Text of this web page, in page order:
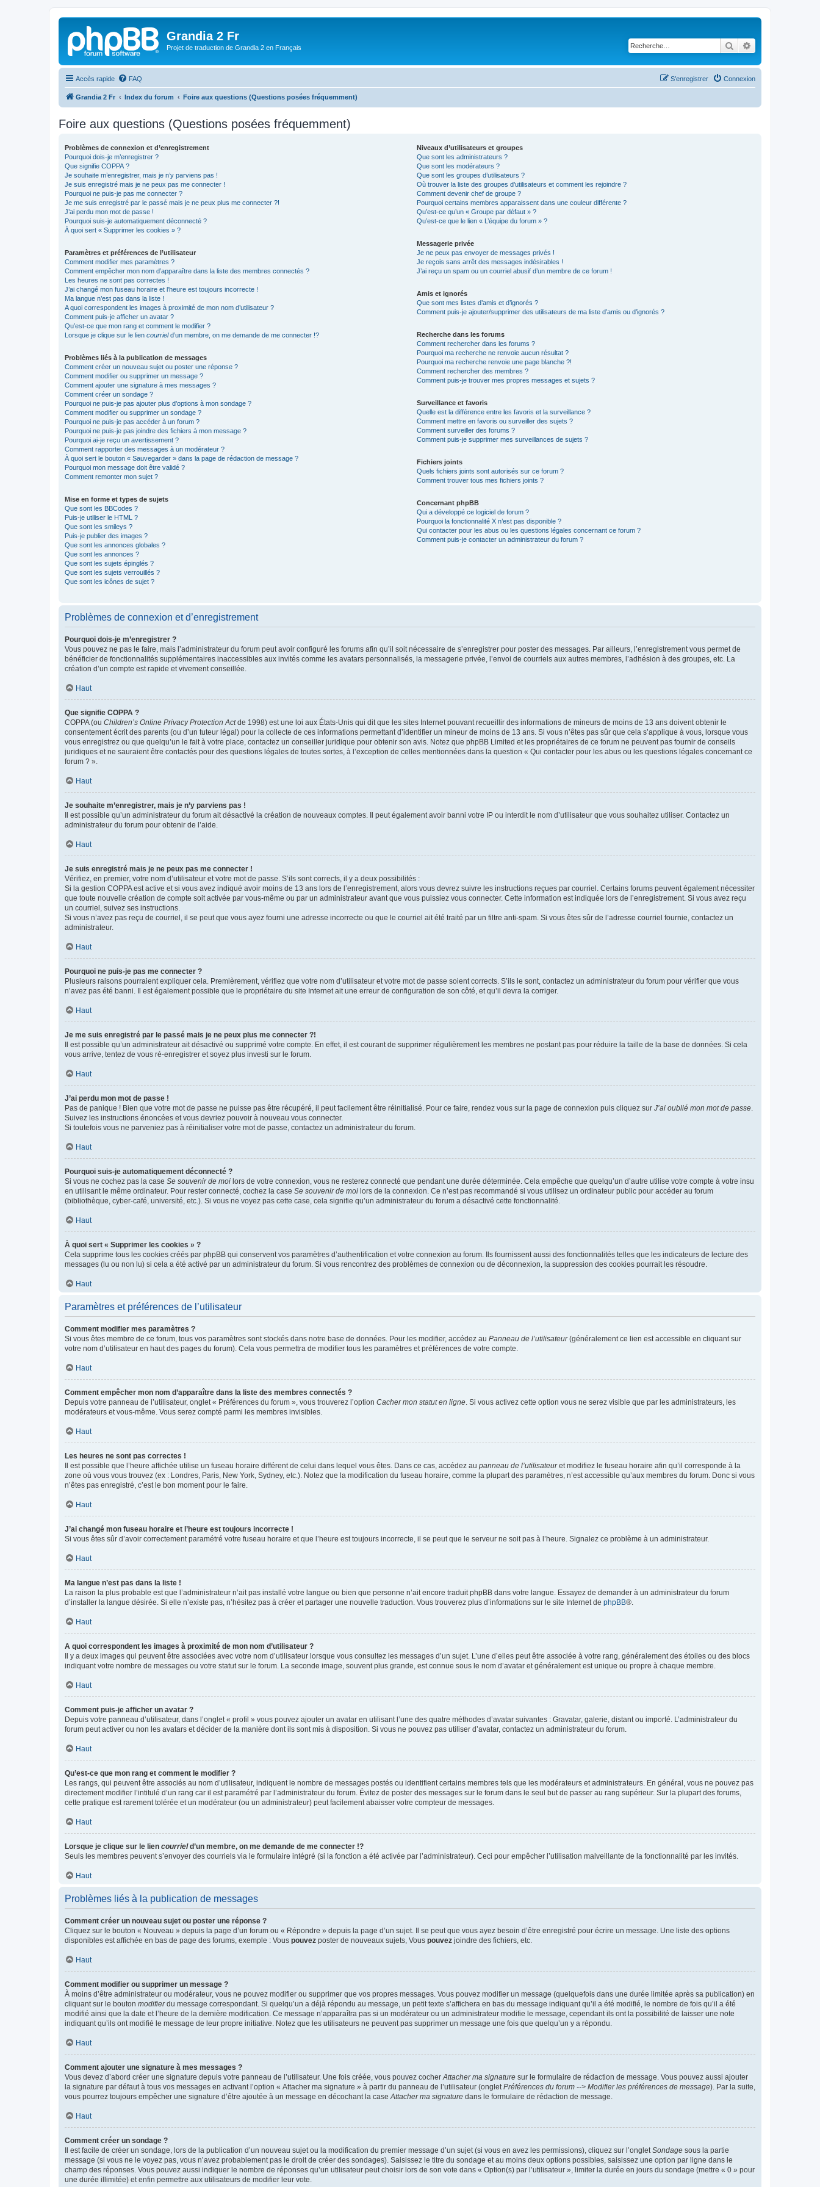
Grandia 2 Fr
Projet de traduction de Grandia 2 en Français Rechercher
Accès rapide FAQ Connexion
S’enregistrer
Grandia 2 Fr Index du forum Foire aux questions (Questions posées fréquemment)
Foire aux questions (Questions posées fréquemment)
Problèmes de connexion et d’enregistrement
Pourquoi dois-je m’enregistrer ?
Que signifie COPPA ?
Je souhaite m’enregistrer, mais je n’y parviens pas !
Je suis enregistré mais je ne peux pas me connecter !
Pourquoi ne puis-je pas me connecter ?
Je me suis enregistré par le passé mais je ne peux plus me connecter ?!
J’ai perdu mon mot de passe !
Pourquoi suis-je automatiquement déconnecté ?
À quoi sert « Supprimer les cookies » ?
Paramètres et préférences de l’utilisateur
Comment modifier mes paramètres ?
Comment empêcher mon nom d’apparaître dans la liste des membres connectés ?
Les heures ne sont pas correctes !
J’ai changé mon fuseau horaire et l’heure est toujours incorrecte !
Ma langue n’est pas dans la liste !
A quoi correspondent les images à proximité de mon nom d’utilisateur ?
Comment puis-je afficher un avatar ?
Qu’est-ce que mon rang et comment le modifier ?
Lorsque je clique sur le lien courrield’un membre, on me demande de me connecter !?
Problèmes liés à la publication de messages
Comment créer un nouveau sujet ou poster une réponse ?
Comment modifier ou supprimer un message ?
Comment ajouter une signature à mes messages ?
Comment créer un sondage ?
Pourquoi ne puis-je pas ajouter plus d’options à mon sondage ?
Comment modifier ou supprimer un sondage ?
Pourquoi ne puis-je pas accéder à un forum ?
Pourquoi ne puis-je pas joindre des fichiers à mon message ?
Pourquoi ai-je reçu un avertissement ?
Comment rapporter des messages à un modérateur ?
À quoi sert le bouton « Sauvegarder » dans la page de rédaction de message ?
Pourquoi mon message doit être validé ?
Comment remonter mon sujet ?
Mise en forme et types de sujets
Que sont les BBCodes ?
Puis-je utiliser le HTML ?
Que sont les smileys ?
Puis-je publier des images ?
Que sont les annonces globales ?
Que sont les annonces ?
Que sont les sujets épinglés ?
Que sont les sujets verrouillés ?
Que sont les icônes de sujet ?
Niveaux d’utilisateurs et groupes
Que sont les administrateurs ?
Que sont les modérateurs ?
Que sont les groupes d’utilisateurs ?
Où trouver la liste des groupes d’utilisateurs et comment les rejoindre ?
Comment devenir chef de groupe ?
Pourquoi certains membres apparaissent dans une couleur différente ?
Qu’est-ce qu’un « Groupe par défaut » ?
Qu’est-ce que le lien « L’équipe du forum » ?
Messagerie privée
Je ne peux pas envoyer de messages privés !
Je reçois sans arrêt des messages indésirables !
J’ai reçu un spam ou un courriel abusif d’un membre de ce forum !
Amis et ignorés
Que sont mes listes d’amis et d’ignorés ?
Comment puis-je ajouter/supprimer des utilisateurs de ma liste d’amis ou d’ignorés ?
Recherche dans les forums
Comment rechercher dans les forums ?
Pourquoi ma recherche ne renvoie aucun résultat ?
Pourquoi ma recherche renvoie une page blanche ?!
Comment rechercher des membres ?
Comment puis-je trouver mes propres messages et sujets ?
Surveillance et favoris
Quelle est la différence entre les favoris et la surveillance ?
Comment mettre en favoris ou surveiller des sujets ?
Comment surveiller des forums ?
Comment puis-je supprimer mes surveillances de sujets ?
Fichiers joints
Quels fichiers joints sont autorisés sur ce forum ?
Comment trouver tous mes fichiers joints ?
Concernant phpBB
Qui a développé ce logiciel de forum ?
Pourquoi la fonctionnalité X n’est pas disponible ?
Qui contacter pour les abus ou les questions légales concernant ce forum ?
Comment puis-je contacter un administrateur du forum ?
Problèmes de connexion et d’enregistrement
Pourquoi dois-je m’enregistrer ?
Vous pouvez ne pas le faire, mais l’administrateur du forum peut avoir configuré les forums afin qu’il soit nécessaire de s’enregistrer pour poster des messages. Par ailleurs, l’enregistrement vous permet de
bénéficier de fonctionnalités supplémentaires inaccessibles aux invités comme les avatars personnalisés, la messagerie privée, l’envoi de courriels aux autres membres, l’adhésion à des groupes, etc. La
création d’un compte est rapide et vivement conseillée.
Haut
Que signifie COPPA ?
COPPA (ou Children’s Online Privacy Protection Actde 1998) est une loi aux États-Unis qui dit que les sites Internet pouvant recueillir des informations de mineurs de moins de 13 ans doivent obtenir le
consentement écrit des parents (ou d’un tuteur légal) pour la collecte de ces informations permettant d’identifier un mineur de moins de 13 ans. Si vous n’êtes pas sûr que cela s’applique à vous, lorsque vous
vous enregistrez ou que quelqu’un le fait à votre place, contactez un conseiller juridique pour obtenir son avis. Notez que phpBB Limited et les propriétaires de ce forum ne peuvent pas fournir de conseils
juridiques et ne sauraient être contactés pour des questions légales de toutes sortes, à l’exception de celles mentionnées dans la question « Qui contacter pour les abus ou les questions légales concernant ce
forum ? ».
Haut
Je souhaite m’enregistrer, mais je n’y parviens pas !
Il est possible qu’un administrateur du forum ait désactivé la création de nouveaux comptes. Il peut également avoir banni votre IP ou interdit le nom d’utilisateur que vous souhaitez utiliser. Contactez un
administrateur du forum pour obtenir de l’aide.
Haut
Je suis enregistré mais je ne peux pas me connecter !
Vérifiez, en premier, votre nom d’utilisateur et votre mot de passe. S’ils sont corrects, il y a deux possibilités :
Si la gestion COPPA est active et si vous avez indiqué avoir moins de 13 ans lors de l’enregistrement, alors vous devrez suivre les instructions reçues par courriel. Certains forums peuvent également nécessiter
que toute nouvelle création de compte soit activée par vous-même ou par un administrateur avant que vous puissiez vous connecter. Cette information est indiquée lors de l’enregistrement. Si vous avez reçu
un courriel, suivez ses instructions.
Si vous n’avez pas reçu de courriel, il se peut que vous ayez fourni une adresse incorrecte ou que le courriel ait été traité par un filtre anti-spam. Si vous êtes sûr de l’adresse courriel fournie, contactez un
administrateur.
Haut
Pourquoi ne puis-je pas me connecter ?
Plusieurs raisons pourraient expliquer cela. Premièrement, vérifiez que votre nom d’utilisateur et votre mot de passe soient corrects. S’ils le sont, contactez un administrateur du forum pour vérifier que vous
n’avez pas été banni. Il est également possible que le propriétaire du site Internet ait une erreur de configuration de son côté, et qu’il devra la corriger.
Haut
Je me suis enregistré par le passé mais je ne peux plus me connecter ?!
Il est possible qu’un administrateur ait désactivé ou supprimé votre compte. En effet, il est courant de supprimer régulièrement les membres ne postant pas pour réduire la taille de la base de données. Si cela
vous arrive, tentez de vous ré-enregistrer et soyez plus investi sur le forum.
Haut
J’ai perdu mon mot de passe !
Pas de panique ! Bien que votre mot de passe ne puisse pas être récupéré, il peut facilement être réinitialisé. Pour ce faire, rendez vous sur la page de connexion puis cliquez sur J’ai oublié mon mot de passe
Suivez les instructions énoncées et vous devriez pouvoir à nouveau vous connecter.
Si toutefois vous ne parveniez pas à réinitialiser votre mot de passe, contactez un administrateur du forum.
Haut
Pourquoi suis-je automatiquement déconnecté ?
Si vous ne cochez pas la case Se souvenir de moi lors de votre connexion, vous ne resterez connecté que pendant une durée déterminée. Cela empêche que quelqu’un d’autre utilise votre compte à votre insu
en utilisant le même ordinateur. Pour rester connecté, cochez la case Se souvenir de moi lors de la connexion. Ce n’est pas recommandé si vous utilisez un ordinateur public pour accéder au forum
(bibliothèque, cyber-café, université, etc.). Si vous ne voyez pas cette case, cela signifie qu’un administrateur du forum a désactivé cette fonctionnalité.
Haut
À quoi sert « Supprimer les cookies » ?
Cela supprime tous les cookies créés par phpBB qui conservent vos paramètres d’authentification et votre connexion au forum. Ils fournissent aussi des fonctionnalités telles que les indicateurs de lecture des
messages (lu ou non lu) si cela a été activé par un administrateur du forum. Si vous rencontrez des problèmes de connexion ou de déconnexion, la suppression des cookies pourrait les résoudre.
Haut
Paramètres et préférences de l’utilisateur
Comment modifier mes paramètres ?
Si vous êtes membre de ce forum, tous vos paramètres sont stockés dans notre base de données. Pour les modifier, accédez au Panneau de l’utilisateur(généralement ce lien est accessible en cliquant sur
votre nom d’utilisateur en haut des pages du forum). Cela vous permettra de modifier tous les paramètres et préférences de votre compte.
Haut
Comment empêcher mon nom d’apparaître dans la liste des membres connectés ?
Depuis votre panneau de l’utilisateur, onglet « Préférences du forum », vous trouverez l’option Cacher mon statut en ligne . Si vous activez cette option vous ne serez visible que par les administrateurs, les
modérateurs et vous-même. Vous serez compté parmi les membres invisibles.
Haut
Les heures ne sont pas correctes !
Il est possible que l’heure affichée utilise un fuseau horaire différent de celui dans lequel vous êtes. Dans ce cas, accédez au panneau de l’utilisateuret modifiez le fuseau horaire afin qu’il corresponde à la
zone où vous vous trouvez (ex : Londres, Paris, New York, Sydney, etc.). Notez que la modification du fuseau horaire, comme la plupart des paramètres, n’est accessible qu’aux membres du forum. Donc si vous
n’êtes pas enregistré, c’est le bon moment pour le faire.
Haut
J’ai changé mon fuseau horaire et l’heure est toujours incorrecte !
Si vous êtes sûr d’avoir correctement paramétré votre fuseau horaire et que l’heure est toujours incorrecte, il se peut que le serveur ne soit pas à l’heure. Signalez ce problème à un administrateur.
Haut
Ma langue n’est pas dans la liste !
La raison la plus probable est que l’administrateur n’ait pas installé votre langue ou bien que personne n’ait encore traduit phpBB dans votre langue. Essayez de demander à un administrateur du forum
d’installer la langue désirée. Si elle n’existe pas, n’hésitez pas à créer et partager une nouvelle traduction. Vous trouverez plus d’informations sur le site Internet de phpBB®.
Haut
A quoi correspondent les images à proximité de mon nom d’utilisateur ?
Il y a deux images qui peuvent être associées avec votre nom d’utilisateur lorsque vous consultez les messages d’un sujet. L’une d’elles peut être associée à votre rang, généralement des étoiles ou des blocs
indiquant votre nombre de messages ou votre statut sur le forum. La seconde image, souvent plus grande, est connue sous le nom d’avatar et généralement est unique ou propre à chaque membre.
Haut
Comment puis-je afficher un avatar ?
Depuis votre panneau d’utilisateur, dans l’onglet « profil » vous pouvez ajouter un avatar en utilisant l’une des quatre méthodes d’avatar suivantes : Gravatar, galerie, distant ou importé. L’administrateur du
forum peut activer ou non les avatars et décider de la manière dont ils sont mis à disposition. Si vous ne pouvez pas utiliser d’avatar, contactez un administrateur du forum.
Haut
Qu’est-ce que mon rang et comment le modifier ?
Les rangs, qui peuvent être associés au nom d’utilisateur, indiquent le nombre de messages postés ou identifient certains membres tels que les modérateurs et administrateurs. En général, vous ne pouvez pas
directement modifier l’intitulé d’un rang car il est paramétré par l’administrateur du forum. Évitez de poster des messages sur le forum dans le seul but de passer au rang supérieur. Sur la plupart des forums,
cette pratique est rarement tolérée et un modérateur (ou un administrateur) peut facilement abaisser votre compteur de messages.
Haut
Lorsque je clique sur le lien courrield’un membre, on me demande de me connecter !?
Seuls les membres peuvent s’envoyer des courriels via le formulaire intégré (si la fonction a été activée par l’administrateur). Ceci pour empêcher l’utilisation malveillante de la fonctionnalité par les invités.
Haut
Problèmes liés à la publication de messages
Comment créer un nouveau sujet ou poster une réponse ?
Cliquez sur le bouton « Nouveau » depuis la page d’un forum ou « Répondre » depuis la page d’un sujet. Il se peut que vous ayez besoin d’être enregistré pour écrire un message. Une liste des options
disponibles est affichée en bas de page des forums, exemple : Vous pouvez poster de nouveaux sujets, Vous pouvez joindre des fichiers, etc.
Haut
Comment modifier ou supprimer un message ?
À moins d’être administrateur ou modérateur, vous ne pouvez modifier ou supprimer que vos propres messages. Vous pouvez modifier un message (quelquefois dans une durée limitée après sa publication) en
cliquant sur le bouton modifierdu message correspondant. Si quelqu’un a déjà répondu au message, un petit texte s’affichera en bas du message indiquant qu’il a été modifié, le nombre de fois qu’il a été
modifié ainsi que la date et l’heure de la dernière modification. Ce message n’apparaîtra pas si un modérateur ou un administrateur modifie le message, cependant ils ont la possibilité de laisser une note
indiquant qu’ils ont modifié le message de leur propre initiative. Notez que les utilisateurs ne peuvent pas supprimer un message une fois que quelqu’un y a répondu.
Haut
Comment ajouter une signature à mes messages ?
Vous devez d’abord créer une signature depuis votre panneau de l’utilisateur. Une fois créée, vous pouvez cocher Attacher ma signature sur le formulaire de rédaction de message. Vous pouvez aussi ajouter
la signature par défaut à tous vos messages en activant l’option « Attacher ma signature » à partir du panneau de l’utilisateur (onglet Préférences du forum --> Modifier les préférences de message). Par la suite,
vous pourrez toujours empêcher une signature d’être ajoutée à un message en décochant la case Attacher ma signature dans le formulaire de rédaction de message.
Haut
Comment créer un sondage ?
Il est facile de créer un sondage, lors de la publication d’un nouveau sujet ou la modification du premier message d’un sujet (si vous en avez les permissions), cliquez sur l’onglet Sondage sous la partie
message (si vous ne le voyez pas, vous n’avez probablement pas le droit de créer des sondages). Saisissez le titre du sondage et au moins deux options possibles, saisissez une option par ligne dans le
champ des réponses. Vous pouvez aussi indiquer le nombre de réponses qu’un utilisateur peut choisir lors de son vote dans « Option(s) par l’utilisateur », limiter la durée en jours du sondage (mettre « 0 » pour
une durée illimitée) et enfin permettre aux utilisateurs de modifier leur vote.